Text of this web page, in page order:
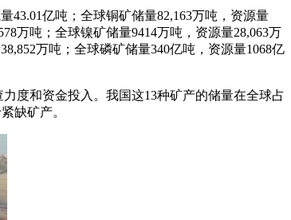
43.01亿吨；全球铜矿储量82,163万吨，资源量
万吨；全球镍矿储量9414万吨，资源量28,063万
万吨；全球磷矿储量340亿吨，资源量1068亿
度和资金投入。我国这13种矿产的储量在全球占
缺矿产。